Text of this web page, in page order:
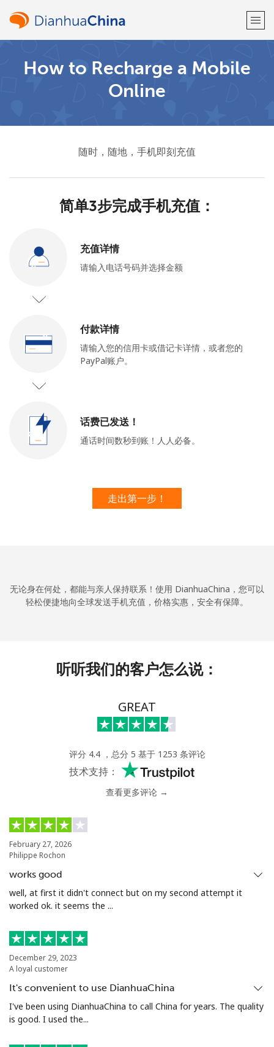
欢迎！
或
一个大写字母和一个小写字母
一个数字
一个特殊字符
加入
你好！
继续使用
How to Recharge a Mobile
Online
随时，随地，手机即刻充值
简单3步完成手机充值：
充值详情
请输入电话号码并选择金额
付款详情
请输入您的信用卡或借记卡详情，或者您的
PayPal账户。
话费已发送！
通话时间数秒到账！人人必备。
走出第一步！
无论身在何处，都能与亲人保持联系！使用 DianhuaChina，您可以
轻松便捷地向全球发送手机充值，价格实惠，安全有保障。
听听我们的客户怎么说：
GREAT
评分 4.4 ，总分 5 基于 1253 条评论
技术支持：
查看更多评论 →
February 27, 2026
Philippe Rochon
works good
well, at first it didn't connect but on my second attempt it
worked ok. it seems the ...
December 29, 2023
A loyal customer
It's convenient to use DianhuaChina
I've been using DianhuaChina to call China for years. The quality
is good. I used the...